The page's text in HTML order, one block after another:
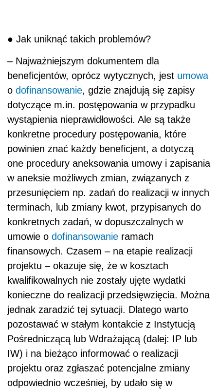
● Jak uniknąć takich problemów?
– Najważniejszym dokumentem dla
beneficjentów, oprócz wytycznych, jest umowa
o dofinansowanie, gdzie znajdują się zapisy
dotyczące m.in. postępowania w przypadku
wystąpienia nieprawidłowości. Ale są także
konkretne procedury postępowania, które
powinien znać każdy beneficjent, a dotyczą
one procedury aneksowania umowy i zapisania
w aneksie możliwych zmian, związanych z
przesunięciem np. zadań do realizacji w innych
terminach, lub zmiany kwot, przypisanych do
konkretnych zadań, w dopuszczalnych w
umowie o dofinansowanie ramach
finansowych. Czasem – na etapie realizacji
projektu – okazuje się, że w kosztach
kwalifikowalnych nie zostały ujęte wydatki
konieczne do realizacji przedsięwzięcia. Można
jednak zaradzić tej sytuacji. Dlatego warto
pozostawać w stałym kontakcie z Instytucją
Pośredniczącą lub Wdrażającą (dalej: IP lub
IW) i na bieżąco informować o realizacji
projektu oraz zgłaszać potencjalne zmiany
odpowiednio wcześniej, by udało się w